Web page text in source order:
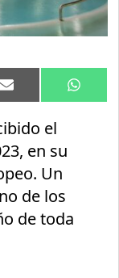
Compartir
en
Email
en
el
en su
Un
de los
de toda